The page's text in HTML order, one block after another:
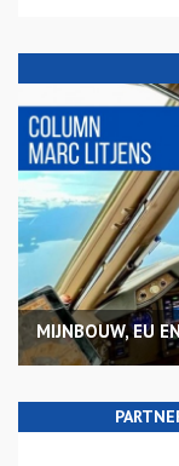
MIJNBOUW, EU